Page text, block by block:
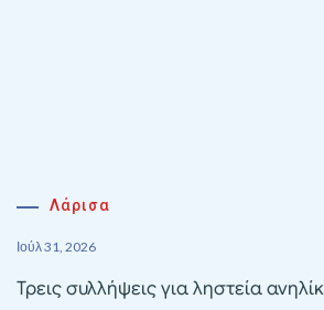
Λάρισα
Ιούλ 31, 2026
Τρεις συλλήψεις για ληστεία